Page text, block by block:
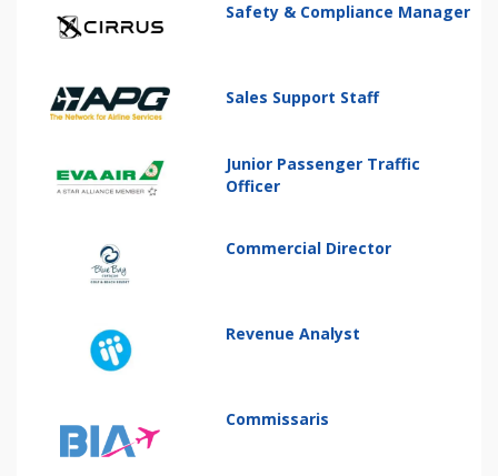
Safety & Compliance Manager
Sales Support Staff
Junior Passenger Traffic
Officer
Commercial Director
Revenue Analyst
Commissaris